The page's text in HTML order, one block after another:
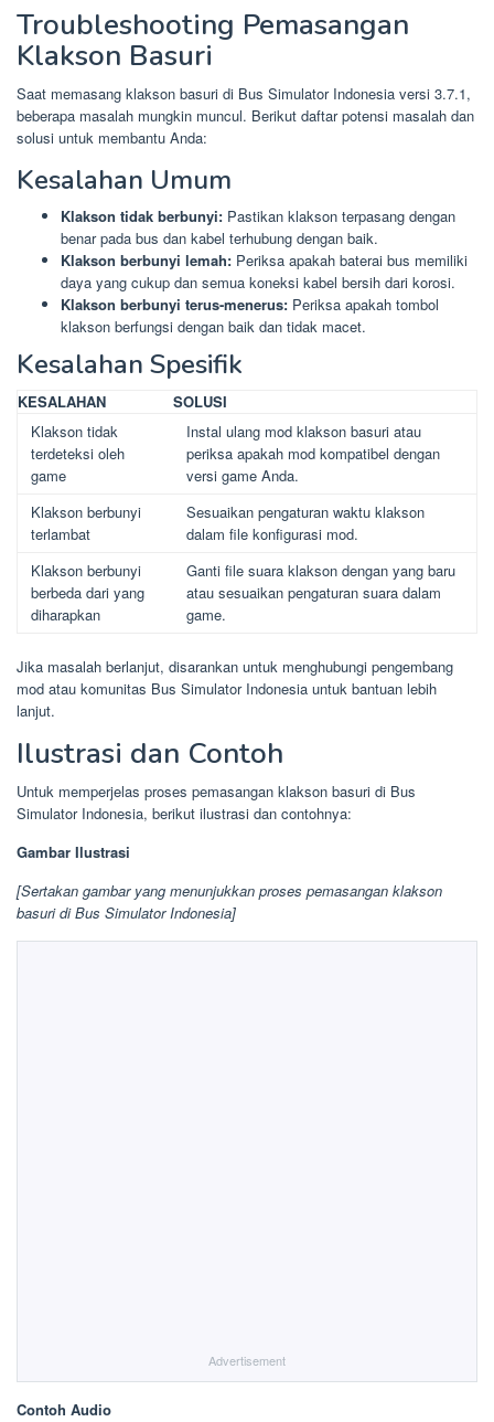
Troubleshooting Pemasangan
Klakson Basuri
Saat memasang klakson basuri di Bus Simulator Indonesia versi 3.7.1,
beberapa masalah mungkin muncul. Berikut daftar potensi masalah dan
solusi untuk membantu Anda:
Kesalahan Umum
Klakson tidak berbunyi: Pastikan klakson terpasang dengan
benar pada bus dan kabel terhubung dengan baik.
Klakson berbunyi lemah: Periksa apakah baterai bus memiliki
daya yang cukup dan semua koneksi kabel bersih dari korosi.
Klakson berbunyi terus-menerus: Periksa apakah tombol
klakson berfungsi dengan baik dan tidak macet.
Kesalahan Spesifik
KESALAHAN
SOLUSI
Klakson tidak
terdeteksi oleh
game
Instal ulang mod klakson basuri atau
periksa apakah mod kompatibel dengan
versi game Anda.
Klakson berbunyi
terlambat
Sesuaikan pengaturan waktu klakson
dalam file konfigurasi mod.
Klakson berbunyi
berbeda dari yang
diharapkan
Ganti file suara klakson dengan yang baru
atau sesuaikan pengaturan suara dalam
game.
Jika masalah berlanjut, disarankan untuk menghubungi pengembang
mod atau komunitas Bus Simulator Indonesia untuk bantuan lebih
lanjut.
Ilustrasi dan Contoh
Untuk memperjelas proses pemasangan klakson basuri di Bus
Simulator Indonesia, berikut ilustrasi dan contohnya:
Gambar Ilustrasi
[Sertakan gambar yang menunjukkan proses pemasangan klakson
basuri di Bus Simulator Indonesia]
Advertisement
Contoh Audio